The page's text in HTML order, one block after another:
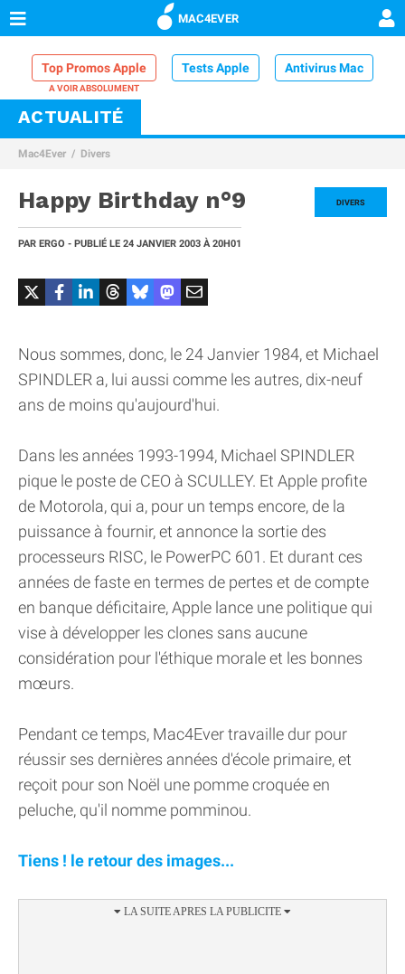
MAC4EVER
Top Promos Apple Tests Apple Antivirus Mac
VPN Mac
Comparatif iPhone
ACTUALITÉ
Mac4Ever Divers
DIVERS
Happy Birthday n°9
PAR ERGO - PUBLIÉ LE 24 JANVIER 2003 À 20H01
Nous sommes, donc, le 24 Janvier 1984, et Michael
SPINDLER a, lui aussi comme les autres, dix-neuf
ans de moins qu'aujourd'hui.
Dans les années 1993-1994, Michael SPINDLER
pique le poste de CEO à SCULLEY. Et Apple profite
de Motorola, qui a, pour un temps encore, de la
puissance à fournir, et annonce la sortie des
processeurs RISC, le PowerPC 601. Et durant ces
années de faste en termes de pertes et de compte
en banque déficitaire, Apple lance une politique qui
vise à développer les clones sans aucune
considération pour l'éthique morale et les bonnes
mœurs.
Pendant ce temps, Mac4Ever travaille dur pour
réussir ses dernières années d'école primaire, et
reçoit pour son Noël une pomme croquée en
peluche, qu'il nomme pomminou.
Tiens ! le retour des images...